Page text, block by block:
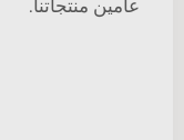
عامين منتجاتنا.